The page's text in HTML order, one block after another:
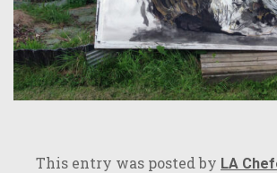
This entry was posted by LA